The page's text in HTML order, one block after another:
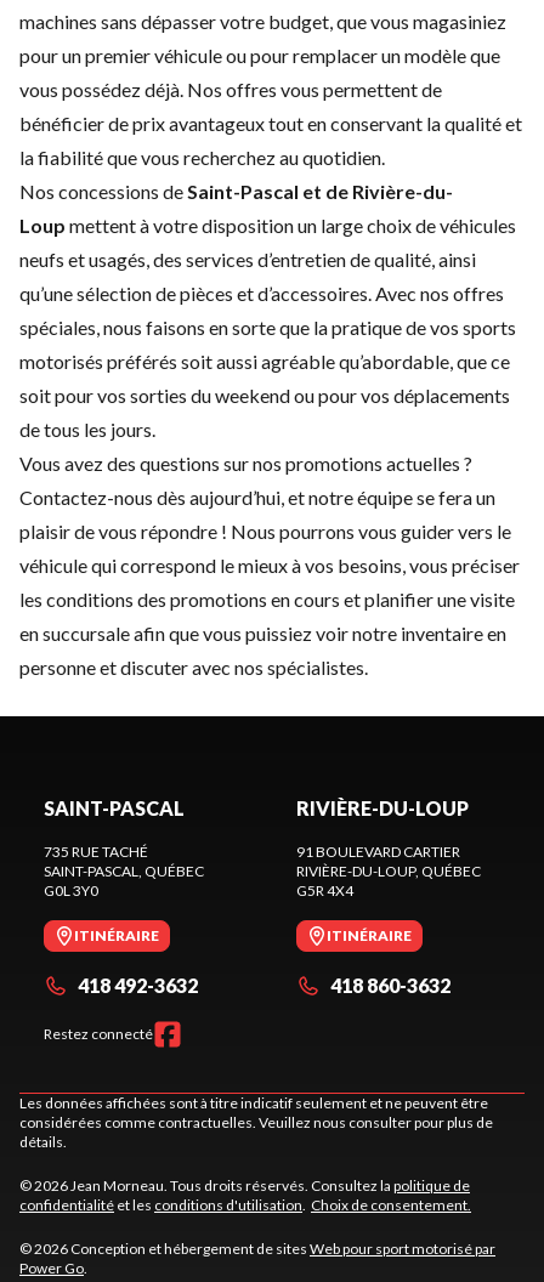
machines sans dépasser votre budget, que vous magasiniez
pour un premier véhicule ou pour remplacer un modèle que
vous possédez déjà. Nos offres vous permettent de
bénéficier de prix avantageux tout en conservant la qualité et
la fiabilité que vous recherchez au quotidien.
Nos concessions de Saint-Pascal et de Rivière-du-
Loup mettent à votre disposition un large choix devéhicules
neufs etusagés , des services d’entretiende qualité, ainsi
qu’une sélection depièces et d’accessoires . Avec nos offres
spéciales, nous faisons en sorte que la pratique de vos sports
motorisés préférés soit aussi agréable qu’abordable, que ce
soit pour vos sorties du weekend ou pour vos déplacements
de tous les jours.
Vous avez des questions sur nos promotions actuelles ?
Contactez-nous dès aujourd’hui, et notre équipe se fera un
plaisir de vous répondre ! Nous pourrons vous guider vers le
véhicule qui correspond le mieux à vos besoins, vous préciser
les conditions des promotions en cours et planifier une visite
en succursale afin que vous puissiez voir notre inventaire en
personne et discuter avec nos spécialistes.
SAINT-PASCAL
735 RUE TACHÉ
SAINT-PASCAL
, QUÉBEC
G0L 3Y0
ITINÉRAIRE
418 492-3632
Restez connecté
RIVIÈRE-DU-LOUP
91 BOULEVARD CARTIER
RIVIÈRE-DU-LOUP, QUÉBEC
G5R 4X4
ITINÉRAIRE
418 860-3632
Les données affichées sont à titre indicatif seulement et ne peuvent être
considérées comme contractuelles. Veuillez nous consulter pour plus de
détails.
© 2026 Jean Morneau. Tous droits réservés. Consultez la politique de
confidentialité et les conditions d'utilisation Choix de consentement.
© 2026 Conception et hébergement de sites Web pour sport motorisé par
Power Go